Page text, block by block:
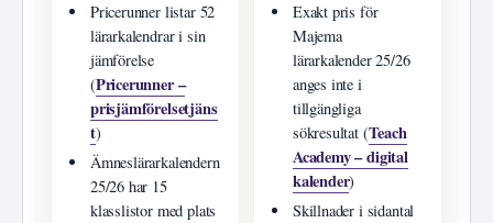
Pricerunner listar 52
lärarkalendrar i sin
jämförelse
(Pricerunner –
prisjämförelsetjäns
t)
Ämneslärarkalendern
25/26 har 15
klasslistor med plats
Exakt pris för
Majema
lärarkalender 25/26
anges inte i
tillgängliga
sökresultat (Teach
Academy – digital
kalender)
Skillnader i sidantal